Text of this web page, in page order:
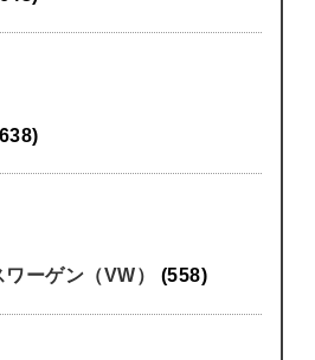
ーゲン（VW） (558)